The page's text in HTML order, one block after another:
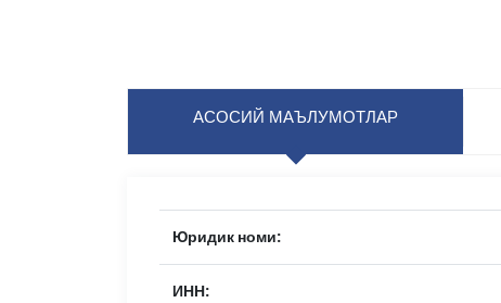
АСОСИЙ МАЪЛУМОТЛАР
Юридик номи:
ИНН: